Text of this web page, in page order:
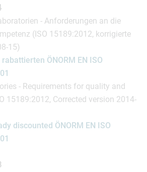
- Anforderungen an die
(ISO 15189:2012, korrigierte
15)
ÖNORM EN ISO
- Requirements for quality and
15189:2012, Corrected version 2014-
discounted ÖNORM EN ISO